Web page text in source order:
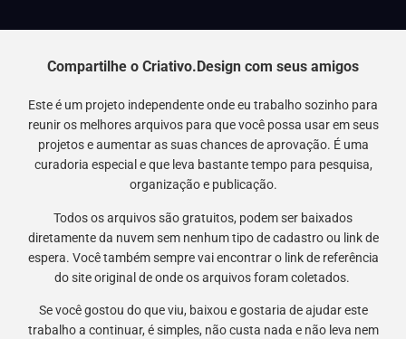
Compartilhe o Criativo.Design com seus amigos
Este é um projeto independente onde eu trabalho sozinho para
reunir os melhores arquivos para que você possa usar em seus
projetos e aumentar as suas chances de aprovação. É uma
curadoria especial e que leva bastante tempo para pesquisa,
organização e publicação.
Todos os arquivos são gratuitos, podem ser baixados
diretamente da nuvem sem nenhum tipo de cadastro ou link de
espera. Você também sempre vai encontrar o link de referência
do site original de onde os arquivos foram coletados.
Se você gostou do que viu, baixou e gostaria de ajudar este
trabalho a continuar, é simples, não custa nada e não leva nem